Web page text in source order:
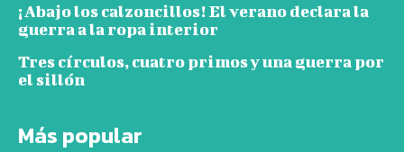
¡Abajo los calzoncillos! El verano declara la
guerra a la ropa interior
Tres círculos, cuatro primos y una guerra por
el sillón
Más popular